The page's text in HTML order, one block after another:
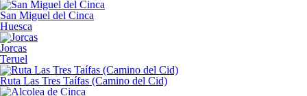
San Miguel del Cinca
Huesca
Jorcas
Teruel
Ruta Las Tres Taífas (Camino del Cid)